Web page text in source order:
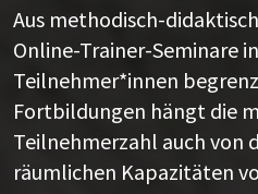
Aus methodisch-
Online-Trainer-Seminare
Teilnehmer*innen
Fortbildungen hängt die
Teilnehmerzahl auch von
räumlichen Kapazitäten